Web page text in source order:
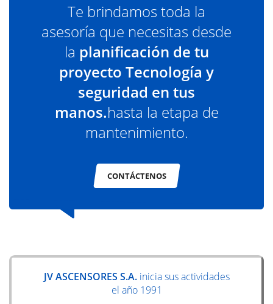
Te brindamos toda la
asesoría que necesitas desde
la planificación de tu
proyecto Tecnología y
seguridad en tus
manos.hasta la etapa de
mantenimiento.
CONTÁCTENOS
JV ASCENSORES S.A. inicia sus actividades
el año 1991